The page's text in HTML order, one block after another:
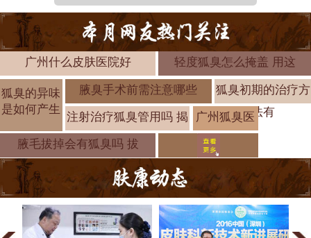
广州什么皮肤医院好 轻度狐臭怎么掩盖 用这
狐臭的异味
是如何产生
腋臭手术前需注意哪些
狐臭初期的治疗方
法有
注射治疗狐臭管用吗 揭
广州狐臭医
院排名「排
腋毛拔掉会有狐臭吗 拔